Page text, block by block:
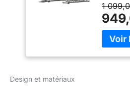
poids
jusqu'à
domicile.
1
Design et matériaux